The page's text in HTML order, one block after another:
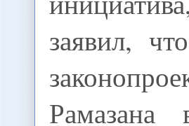
заявил,